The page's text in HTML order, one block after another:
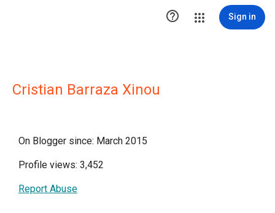
 Sign in
Cristian Barraza Xinou
On Blogger since: March 2015
Profile views: 3,452
Report Abuse